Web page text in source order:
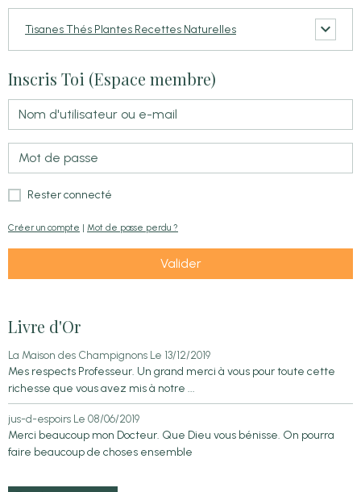
Tisanes Thés Plantes Recettes Naturelles
Inscris Toi (Espace membre)
Rester connecté
Créer un compte | Mot de passe perdu ?
Valider
Livre d'Or
La Maison des Champignons Le 13/12/2019
Mes respects Professeur. Un grand merci à vous pour toute cette
richesse que vous avez mis à notre ...
jus-d-espoirs Le 08/06/2019
Merci beaucoup mon Docteur. Que Dieu vous bénisse. On pourra
faire beaucoup de choses ensemble